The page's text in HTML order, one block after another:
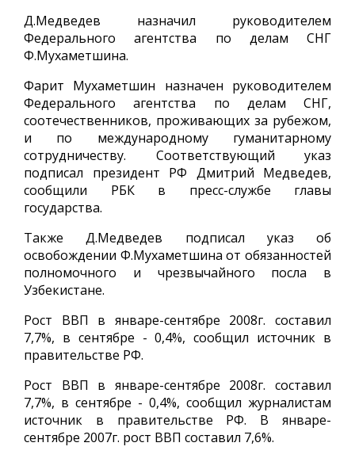
Д.Медведев назначил руководителем
Федерального агентства по делам СНГ
Ф.Мухаметшина.
Фарит Мухаметшин назначен руководителем
Федерального агентства по делам СНГ,
соотечественников, проживающих за рубежом,
и по международному гуманитарному
сотрудничеству. Соответствующий указ
подписал президент РФ Дмитрий Медведев,
сообщили РБК в пресс-службе главы
государства.
Также Д.Медведев подписал указ об
освобождении Ф.Мухаметшина от обязанностей
полномочного и чрезвычайного посла в
Узбекистане.
Рост ВВП в январе-сентябре 2008г. составил
7,7%, в сентябре - 0,4%, сообщил источник в
правительстве РФ.
Рост ВВП в январе-сентябре 2008г. составил
7,7%, в сентябре - 0,4%, сообщил журналистам
источник в правительстве РФ. В январе-
сентябре 2007г. рост ВВП составил 7,6%.